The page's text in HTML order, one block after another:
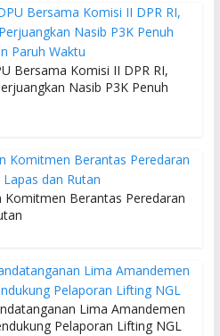
Bersama Komisi II DPR RI,
Nasib P3K Penuh
Komitmen Berantas Peredaran
Lima Amandemen
Pelaporan Lifting NGL